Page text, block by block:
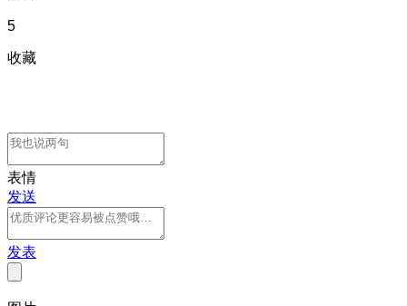
5
收藏
表情
发送
发表